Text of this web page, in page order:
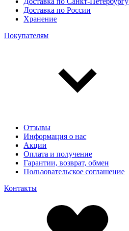
Доставка по России
Хранение
Покупателям
Отзывы
Информация о нас
Акции
Оплата и получение
Гарантии, возврат, обмен
Пользовательское соглашение
Контакты